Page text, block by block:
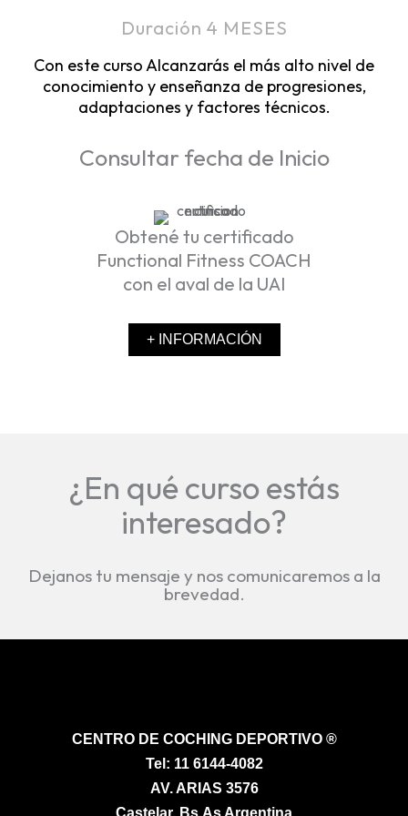
Duración 4 MESES
Con este curso Alcanzarás el más alto nivel de
conocimiento y enseñanza de progresiones,
adaptaciones y factores técnicos.
Consultar fecha de Inicio
Obtené tu certificado
Functional Fitness COACH
con el aval de la UAI
+ INFORMACIÓN
¿En qué curso estás
interesado?
Dejanos tu mensaje y nos comunicaremos a la
brevedad.
CENTRO DE COCHING DEPORTIVO ®
Tel: 11 6144-4082
AV. ARIAS 3576
Castelar, Bs.As Argentina